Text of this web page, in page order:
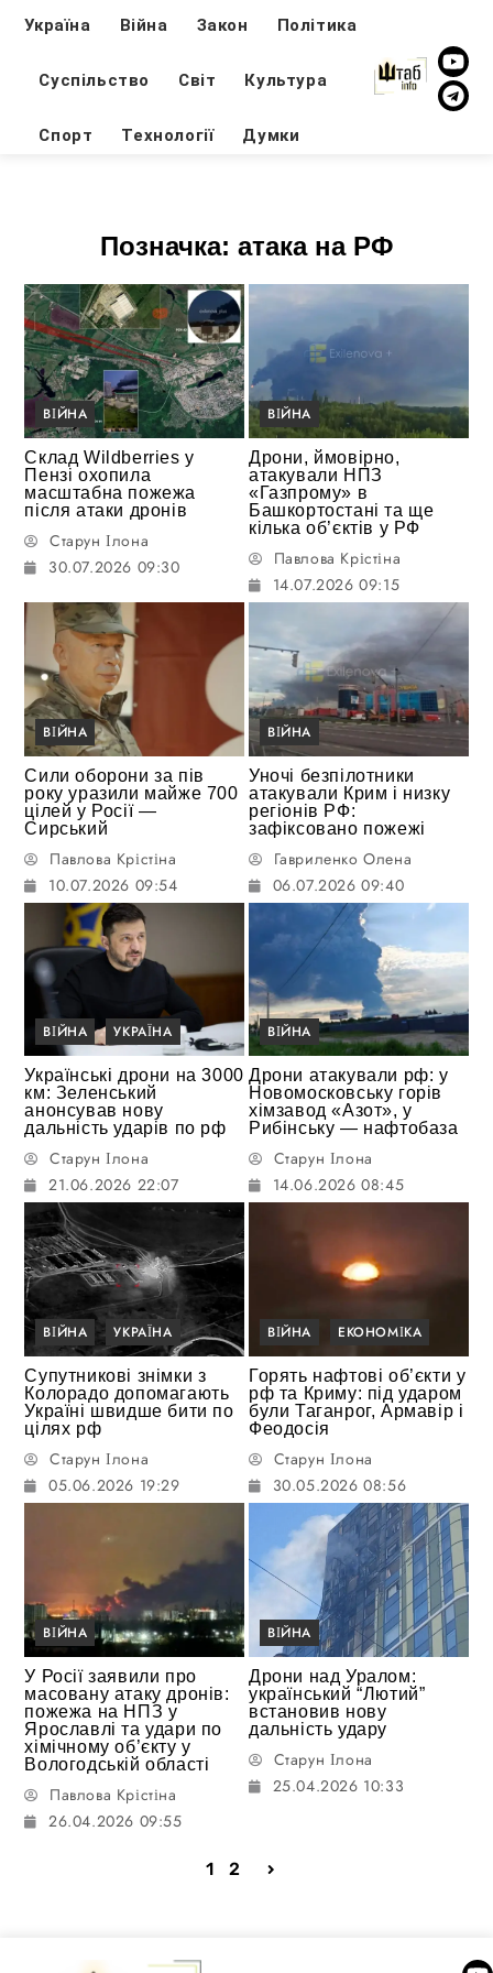
Україна Війна Закон Політика
Суспільство Світ Культура
Спорт Технології Думки
Позначка: атака на РФ
ВІЙНА
Склад Wildberries у
Пензі охопила
масштабна пожежа
після атаки дронів
Старун Ілона
30.07.2026 09:30
ВІЙНА
Дрони, ймовірно,
атакували НПЗ
«Газпрому» в
Башкортостані та ще
кілька об’єктів у РФ
Павлова Крістіна
14.07.2026 09:15
ВІЙНА
Сили оборони за пів
року уразили майже 700
цілей у Росії —
Сирський
Павлова Крістіна
10.07.2026 09:54
ВІЙНА
Уночі безпілотники
атакували Крим і низку
регіонів РФ:
зафіксовано пожежі
Гавриленко Олена
06.07.2026 09:40
ВІЙНА УКРАЇНА
Українські дрони на 3000
км: Зеленський
анонсував нову
дальність ударів по рф
Старун Ілона
21.06.2026 22:07
ВІЙНА
Дрони атакували рф: у
Новомосковську горів
хімзавод «Азот», у
Рибінську — нафтобаза
Старун Ілона
14.06.2026 08:45
ВІЙНА УКРАЇНА
Супутникові знімки з
Колорадо допомагають
Україні швидше бити по
цілях рф
Старун Ілона
05.06.2026 19:29
ВІЙНА ЕКОНОМІКА
Горять нафтові об’єкти у
рф та Криму: під ударом
були Таганрог, Армавір і
Феодосія
Старун Ілона
30.05.2026 08:56
ВІЙНА
У Росії заявили про
масовану атаку дронів:
пожежа на НПЗ у
Ярославлі та удари по
хімічному об’єкту у
Вологодській області
Павлова Крістіна
26.04.2026 09:55
ВІЙНА
Дрони над Уралом:
український “Лютий”
встановив нову
дальність удару
Старун Ілона
25.04.2026 10:33
1 2